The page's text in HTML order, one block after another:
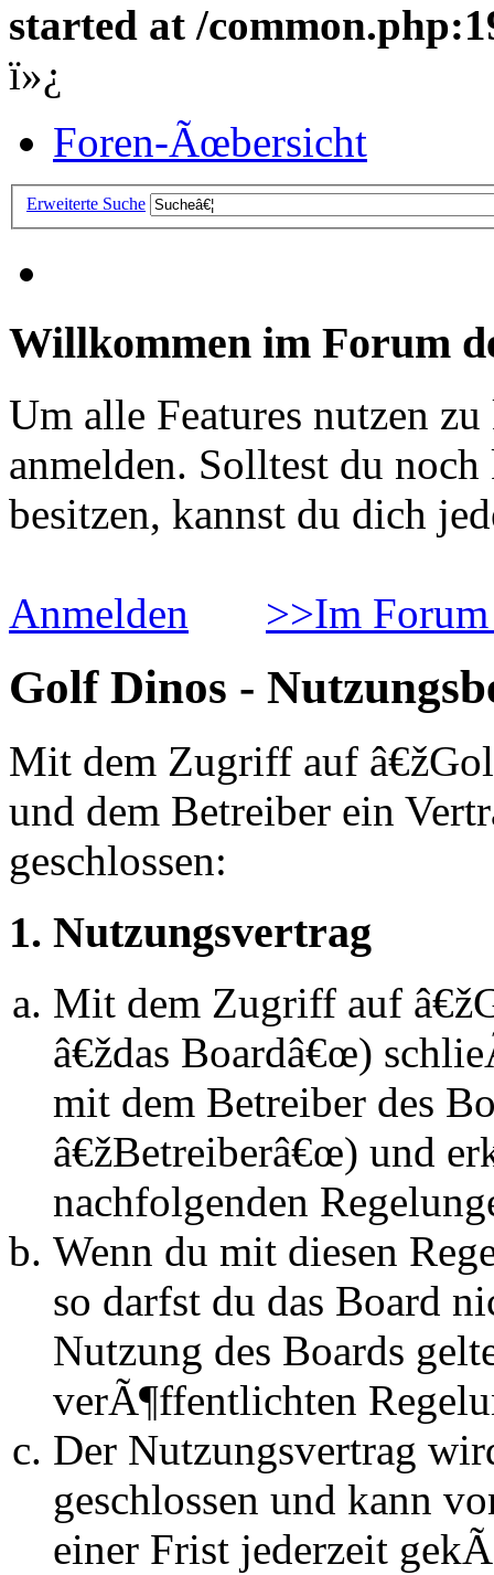
started at /
ï»¿
Foren-Ãœbersicht
Erweiterte Suche
Willkommen im Forum
Um alle Features nutzen
anmelden. Solltest du
besitzen, kannst du dich
Anmelden >>Im
Golf Dinos -
Mit dem Zugriff auf
und dem Betreiber ein
geschlossen:
1. Nutzungsvertrag
Mit dem Zugriff auf
â€ždas Boardâ€œ)
mit dem Betreiber des
â€žBetreiberâ€œ) und
nachfolgenden
Wenn du mit diesen
so darfst du das Board
Nutzung des Boards
verÃ¶ffentlichten
Der Nutzungsvertrag
geschlossen und kann
einer Frist jederzeit